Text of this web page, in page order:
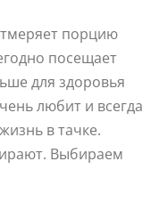
порцию
посещает
для здоровья
любит и всегда
в тачке.
Выбираем